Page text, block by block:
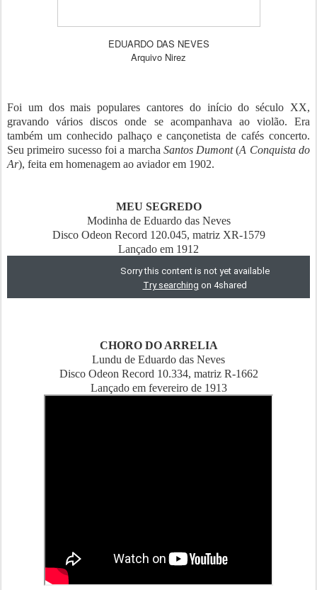
EDUARDO DAS NEVES
Arquivo Nirez
Foi um dos mais populares cantores do início do século XX,
gravando vários discos onde se acompanhava ao violão. Era
também um conhecido palhaço e cançonetista de cafés concerto.
Seu primeiro sucesso foi a marcha Santos Dumont(A Conquista do
Ar), feita em homenagem ao aviador em 1902.
MEU SEGREDO
Modinha de Eduardo das Neves
Disco Odeon Record 120.045, matriz XR-1579
Lançado em 1912
CHORO DO ARRELIA
Lundu de Eduardo das Neves
Disco Odeon Record 10.334, matriz R-1662
Lançado em fevereiro de 1913